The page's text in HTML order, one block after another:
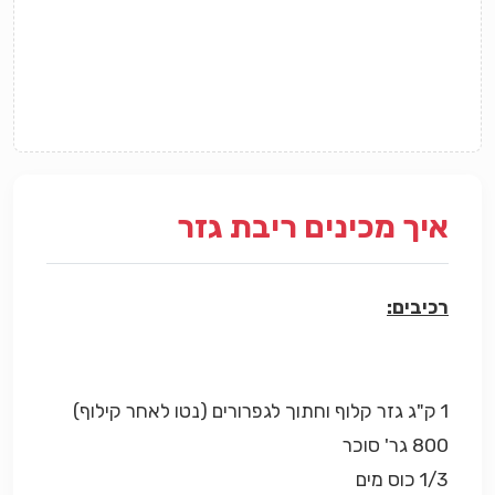
איך מכינים ריבת גזר
רכיבים:
1 ק"ג גזר קלוף וחתוך לגפרורים (נטו לאחר קילוף)
800 גר' סוכר
1/3 כוס מים